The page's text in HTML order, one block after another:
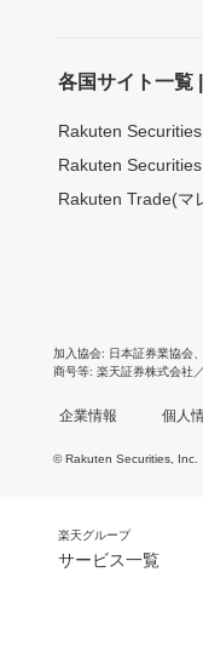
各国サイト一覧
Rakuten
Rakuten
Rakuten Trade(マ
加入協会 日本証券業協会
商号等 楽天証券株式会社
企業情報 個人
© Rakuten Securities, Inc.
楽天グループ
サービス一覧